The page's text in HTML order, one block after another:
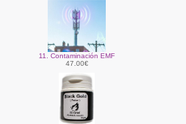
11. Contaminación EMF
47.00€